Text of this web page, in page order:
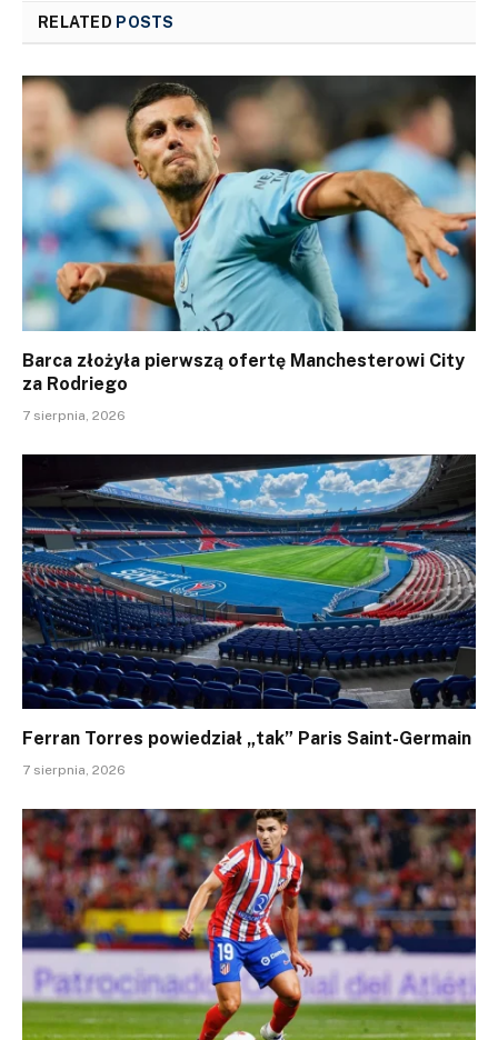
RELATED POSTS
Barca złożyła pierwszą ofertę Manchesterowi City
za Rodriego
7 sierpnia, 2026
Ferran Torres powiedział „tak” Paris Saint-Germain
7 sierpnia, 2026